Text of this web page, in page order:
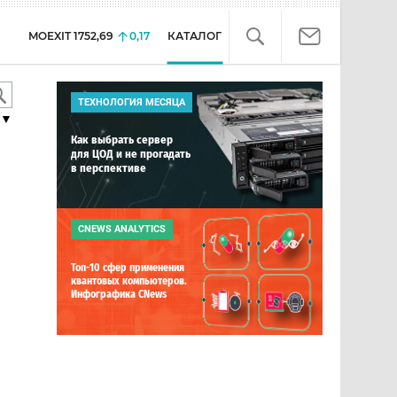
MOEXIT 1752,69 0,17 КАТАЛОГ
▼
ТЕХНОЛОГИЯ МЕСЯЦА
Как выбрать сервер
для ЦОД и не прогадать
в перспективе
CNEWS ANALYTICS
Топ-10 сфер применения
квантовых компьютеров.
Инфографика CNews